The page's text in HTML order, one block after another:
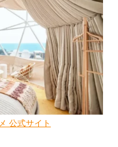
公式サイト